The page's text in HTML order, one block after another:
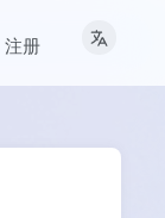
注册